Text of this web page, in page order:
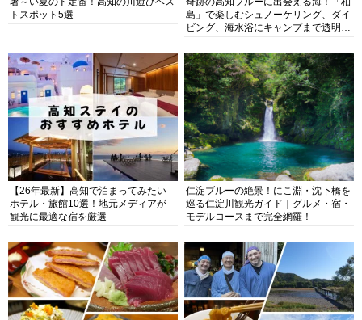
トスポット5選
島」で楽しむシュノーケリング、ダイ
ビング、海水浴にキャンプまで透明度
【26年最新】高知で泊まってみたい
ホテル・旅館10選！地元メディアが
観光に最適な宿を厳選
仁淀ブルーの絶景！にこ淵・沈下橋を
巡る仁淀川観光ガイド｜グルメ・宿・
モデルコースまで完全網羅！